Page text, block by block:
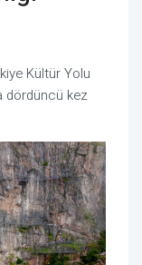
Kültür Yolu
dördüncü kez